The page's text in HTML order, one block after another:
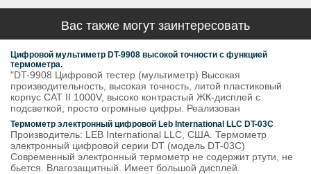
Вас также могут заинтересовать
Цифровой мультиметр DT-9908 высокой точности с функцией
термометра.
"DT-9908 Цифровой тестер (мультиметр) Высокая
производительность, высокая точность, литой пластиковый
корпус CAT II 1000V, высоко контрастый ЖК-дисплей с
подсветкой, просто огромные цифры. Реализован
Термометр электронный цифровой Leb International LLC DT-03C
Производитель: LEB International LLC, США. Термометр
электронный цифровой серии DT (модель DT-03C)
Современный электронный термометр не содержит ртути, не
бьется. Влагозащитный. Имеет большой дисплей.